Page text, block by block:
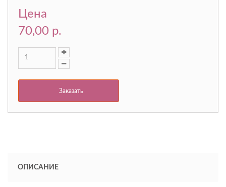
Цена
70,00 p.
Заказать
ОПИСАНИЕ